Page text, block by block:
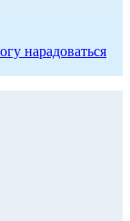
нарадоваться